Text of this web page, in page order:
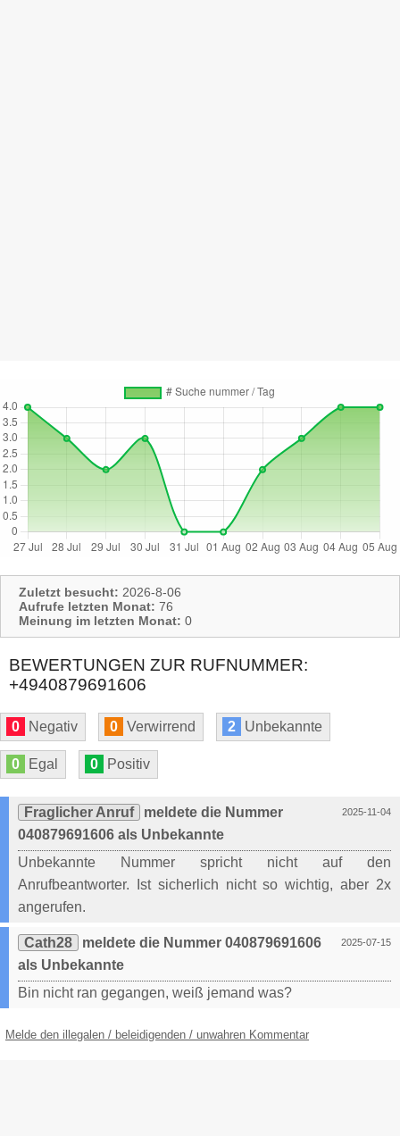
Zuletzt besucht: 2026-8-06
Aufrufe letzten Monat: 76
Meinung im letzten Monat: 0
BEWERTUNGEN ZUR RUFNUMMER:
+4940879691606
0 Negativ 0 Verwirrend 2 Unbekannte
0 Egal 0 Positiv
2025-11-04
Fraglicher Anruf
meldete die Nummer
040879691606 als Unbekannte
Unbekannte Nummer spricht nicht auf den
Anrufbeantworter. Ist sicherlich nicht so wichtig, aber 2x
angerufen.
2025-07-15
Cath28
meldete die Nummer 040879691606
als Unbekannte
Bin nicht ran gegangen, weiß jemand was?
Melde den illegalen / beleidigenden / unwahren Kommentar